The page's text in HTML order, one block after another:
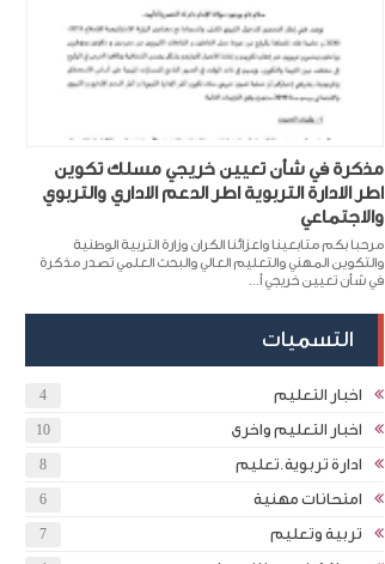
مذكرة في شأن تعيين خريجي مسلك تكوين
اطر الادارة التربوية اطر الدعم الاداري والتربوي
والاجتماعي
مرحبا بكم متابعينا واعزائنا الكران وزارة التربية الوطنية
والتكوين المهني والتعليم العالي والبحث العلمي تصدر مذكرة
في شأن تعيين خريجي أ...
التسميات
اخبار التعليم 4
اخبار التعليم واخرى 10
ادارة تربوية.تعليم 8
امتحانات مهنية 6
تربية وتعليم 7